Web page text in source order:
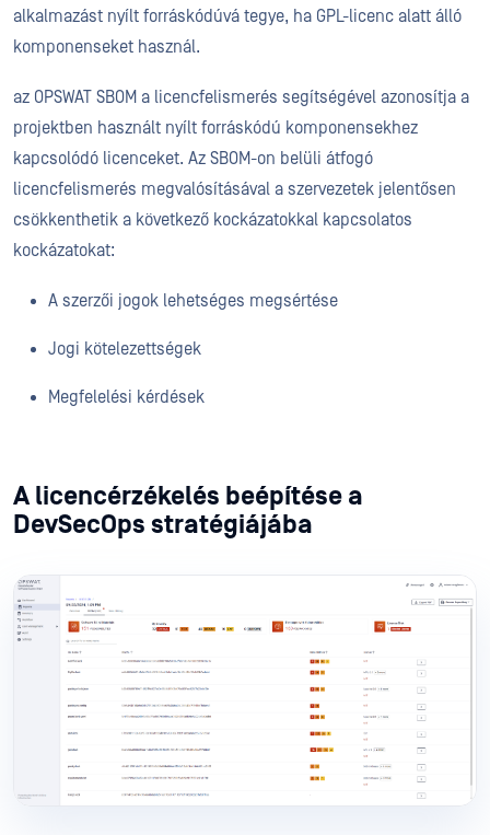
alkalmazást nyílt forráskódúvá tegye, ha GPL-licenc alatt álló
komponenseket használ.
az OPSWAT SBOM a licencfelismerés segítségével azonosítja a
projektben használt nyílt forráskódú komponensekhez
kapcsolódó licenceket. Az SBOM-on belüli átfogó
licencfelismerés megvalósításával a szervezetek jelentősen
csökkenthetik a következő kockázatokkal kapcsolatos
kockázatokat:
A szerzői jogok lehetséges megsértése
Jogi kötelezettségek
Megfelelési kérdések
A licencérzékelés beépítése a
DevSecOps stratégiájába